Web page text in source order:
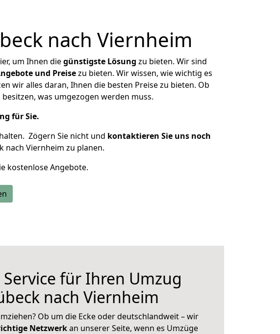
nach Viernheim
um Ihnen diegünstigste Lösung zu bieten. Wir sind
und Preisezu bieten. Wir wissen, wie wichtig es
wir alles daran, Ihnen die besten Preise zu bieten. Ob
was umgezogen werden muss.
für Sie.
Zögern Sie nicht und kontaktieren Sie uns noch
nach Viernheim zu planen.
kostenlose Angebote.
Service für Ihren Umzug
nach Viernheim
Ob um die Ecke oder deutschlandweit – wir
Netzwerkan unserer Seite, wenn es Umzüge